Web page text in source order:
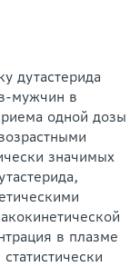
дутастерида
мужчин в
одной дозы
значимых
в плазме